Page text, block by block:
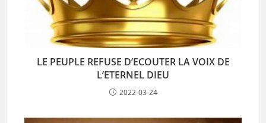
LE PEUPLE REFUSE D’ECOUTER LA VOIX DE
L’ETERNEL DIEU
2022-03-24